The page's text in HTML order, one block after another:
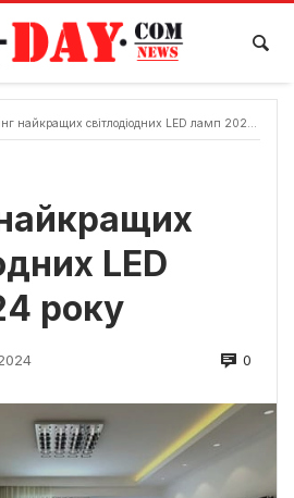
найкращих світлодіодних LED ламп 2024 року
LED
року
0